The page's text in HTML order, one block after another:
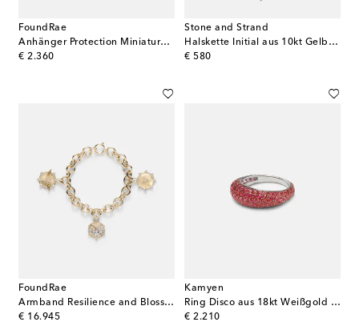
FoundRae
Anhänger Protection Miniature Crest aus 18kt Gelbgold mit Diamanten
€ 2.360
original price
Stone and Strand
Halskette Initial aus 10kt Gelbgold mit Diamanten
€ 580
original price
FoundRae
Armband Resilience and Blossom aus 18kt Gelbgold mit Diamanten
€ 16.945
original price
Kamyen
Ring Disco aus 18kt Weißgold mit Rubinen
€ 2.210
original price